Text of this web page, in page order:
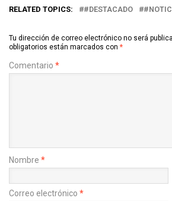
RELATED TOPICS: #DESTACADO
Tu dirección de correo electrónico no será
obligatorios están marcados con *
Comentario *
Nombre *
Correo electrónico *